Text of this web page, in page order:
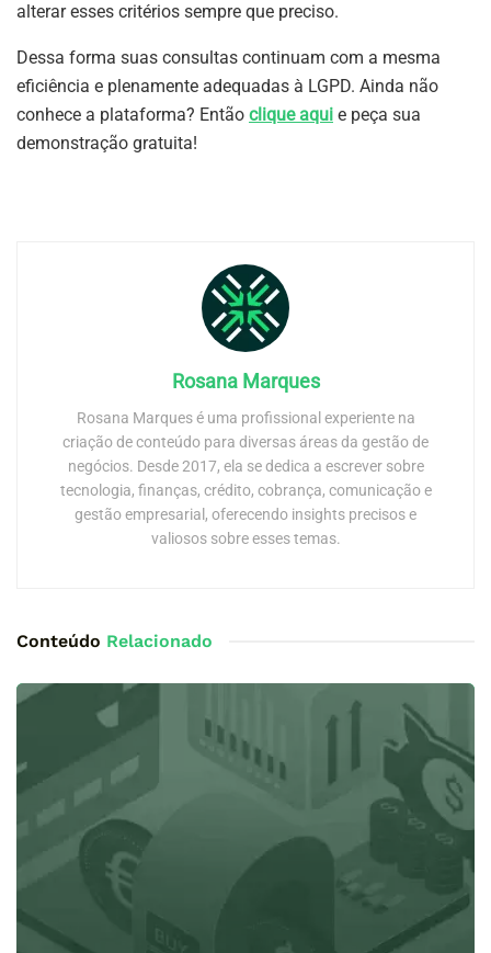
alterar esses critérios sempre que preciso.
Dessa forma suas consultas continuam com a mesma
eficiência e plenamente adequadas à LGPD. Ainda não
conhece a plataforma? Então clique aqui e peça sua
demonstração gratuita!
Rosana Marques
Rosana Marques é uma profissional experiente na
criação de conteúdo para diversas áreas da gestão de
negócios. Desde 2017, ela se dedica a escrever sobre
tecnologia, finanças, crédito, cobrança, comunicação e
gestão empresarial, oferecendo insights precisos e
valiosos sobre esses temas.
Conteúdo Relacionado